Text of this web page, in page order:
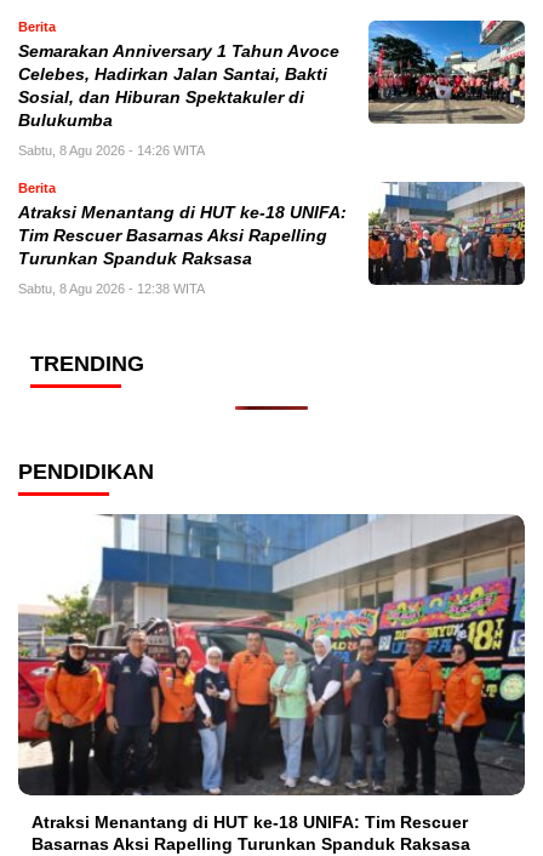
Berita
Semarakan Anniversary 1 Tahun Avoce
Celebes, Hadirkan Jalan Santai, Bakti
Sosial, dan Hiburan Spektakuler di
Bulukumba
Sabtu, 8 Agu 2026 - 14:26 WITA
Berita
Atraksi Menantang di HUT ke-18 UNIFA:
Tim Rescuer Basarnas Aksi Rapelling
Turunkan Spanduk Raksasa
Sabtu, 8 Agu 2026 - 12:38 WITA
TRENDING
PENDIDIKAN
Atraksi Menantang di HUT ke-18 UNIFA: Tim Rescuer
Basarnas Aksi Rapelling Turunkan Spanduk Raksasa